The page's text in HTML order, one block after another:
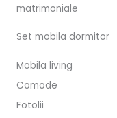
matrimoniale
Set mobila dormitor
Mobila living
Comode
Fotolii